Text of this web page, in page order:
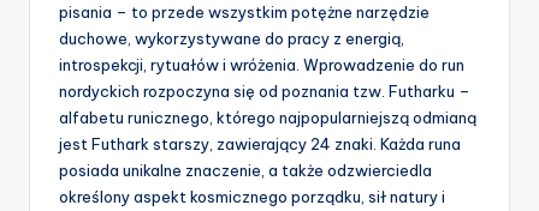
pisania – to przede wszystkim potężne narzędzie
duchowe, wykorzystywane do pracy z energią,
introspekcji, rytuałów i wróżenia. Wprowadzenie do run
nordyckich rozpoczyna się od poznania tzw. Futharku –
alfabetu runicznego, którego najpopularniejszą odmianą
jest Futhark starszy, zawierający 24 znaki. Każda runa
posiada unikalne znaczenie, a także odzwierciedla
określony aspekt kosmicznego porządku, sił natury i